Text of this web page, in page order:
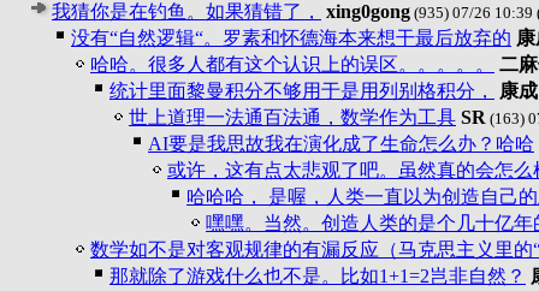
我猜你是在钓鱼。如果猜错了， xing0gong (935) 07/26 10:39
没有“自然逻辑“。罗素和怀德海本来想干最后放弃的
哈哈。很多人都有这个认识上的误区。。。。。
二
统计里面黎曼积分不够用于是用列别格积分，
康成
世上道理一法通百法通，数学作为工具 SR (163)
AI要是我思故我在演化成了生命怎么办？哈哈
或许，这有点太悲观了吧。虽然真的会怎么
哈哈哈， 是喔，人类一直以为创造自己
嘿嘿。当然。创造人类的是个几十亿
数学如不是对客观规律的有漏反应（马克思主义里的
那就除了游戏什么也不是。比如1+1=2岂非自然？